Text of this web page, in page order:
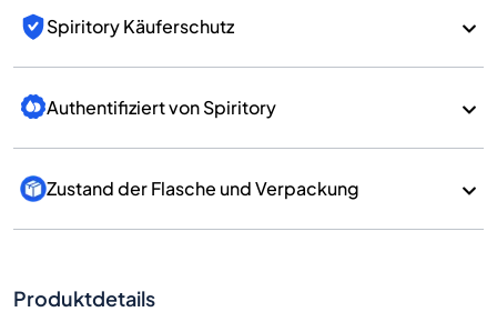
Spiritory Käuferschutz
Authentifiziert von Spiritory
Zustand der Flasche und Verpackung
Produktdetails